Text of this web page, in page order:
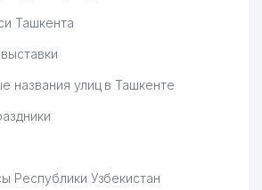
Ташкента
названия улиц в Ташкенте
Республики Узбекистан